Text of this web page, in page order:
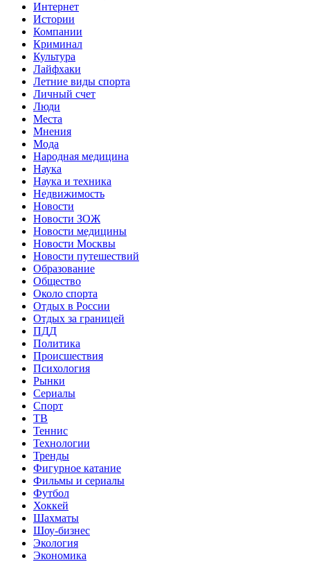
Интернет
Истории
Компании
Криминал
Культура
Лайфхаки
Летние виды спорта
Личный счет
Люди
Места
Мнения
Мода
Народная медицина
Наука
Наука и техника
Недвижимость
Новости
Новости ЗОЖ
Новости медицины
Новости Москвы
Новости путешествий
Образование
Общество
Около спорта
Отдых в России
Отдых за границей
ПДД
Политика
Происшествия
Психология
Рынки
Сериалы
Спорт
ТВ
Теннис
Технологии
Тренды
Фигурное катание
Фильмы и сериалы
Футбол
Хоккей
Шахматы
Шоу-бизнес
Экология
Экономика